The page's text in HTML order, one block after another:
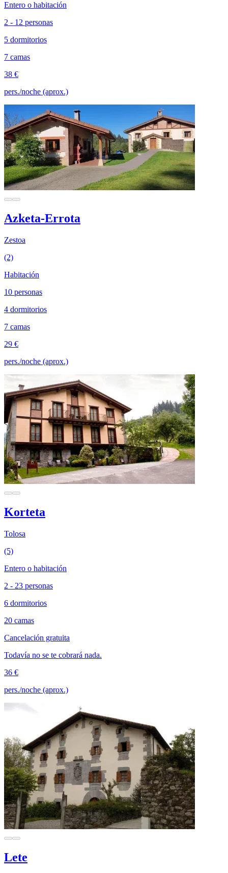
Entero o habitación
2 - 12 personas
5 dormitorios
7 camas
38 €
pers./noche (aprox.)
Azketa-Errota
Zestoa
(2)
Habitación
10 personas
4 dormitorios
7 camas
29 €
pers./noche (aprox.)
Korteta
Tolosa
(5)
Entero o habitación
2 - 23 personas
6 dormitorios
20 camas
Cancelación gratuita
Todavía no se te cobrará nada.
36 €
pers./noche (aprox.)
Lete